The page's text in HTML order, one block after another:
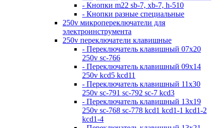
- Кнопки m22 sb-7, xb-7, h-510
- Кнопки разные специальные
250v микропереключатели для
электроинструмента
250v переключатели клавишные
- Переключатель клавишный 07х20
250v sc-766
- Переключатель клавишный 09х14
250v kcd5 kcd11
- Переключатель клавишный 11х30
250v sc-791 sc-792 sc-7 kcd3
- Переключатель клавишный 13х19
250v sc-768 sc-778 kcd1 kcd1-1 kcd1-2
kcd1-4